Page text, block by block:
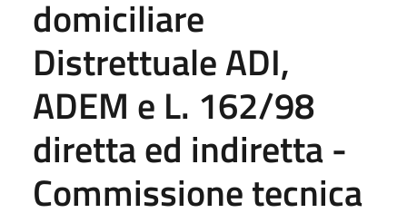
domiciliare
Distrettuale ADI,
ADEM e L. 162/98
diretta ed indiretta -
Commissione tecnica